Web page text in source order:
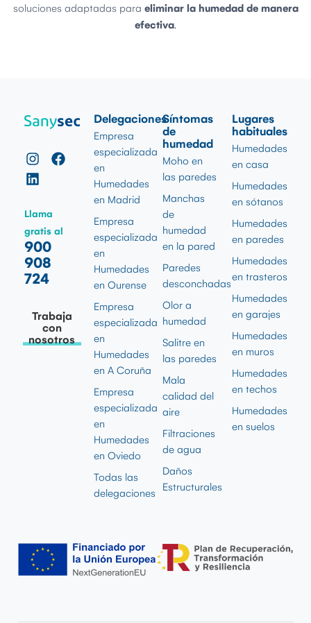
soluciones adaptadas para eliminar la humedad de manera
efectiva.
Llama
gratis al
900
908
724
Trabaja
con
nosotros
Delegaciones
Empresa
especializada
en
Humedades
en Madrid
Empresa
especializada
en
Humedades
en Ourense
Empresa
especializada
en
Humedades
en A Coruña
Empresa
especializada
en
Humedades
en Oviedo
Todas las
delegaciones
Síntomas
de
humedad
Moho en
las paredes
Manchas
de
humedad
en la pared
Paredes
desconchadas
Olor a
humedad
Salitre en
las paredes
Mala
calidad del
aire
Filtraciones
de agua
Daños
Estructurales
Lugares
habituales
Humedades
en casa
Humedades
en sótanos
Humedades
en paredes
Humedades
en trasteros
Humedades
en garajes
Humedades
en muros
Humedades
en techos
Humedades
en suelos